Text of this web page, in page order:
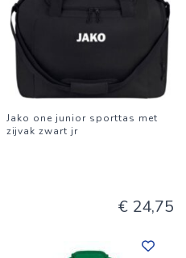
Jako one junior sporttas met
zijvak zwart jr
€ 24,75